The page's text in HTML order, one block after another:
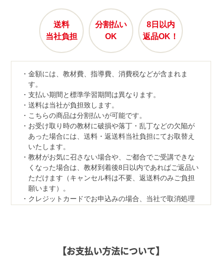
送料
当社負担
分割払い
OK
8日以内
返品OK！
金額には、教材費、指導費、消費税などが含まれま
す。
支払い期間と標準学習期間は異なります。
送料は当社が負担致します。
こちらの商品は分割払いが可能です。
お受け取り時の教材に破損や落丁・乱丁などの欠陥が
あった場合には、送料・返送料当社負担にてお取替え
いたします。
教材がお気に召さない場合や、ご都合でご受講できな
くなった場合は、教材到着後8日以内であればご返品い
ただけます（キャンセル料は不要、返送料のみご負担
願います）。
クレジットカードでお申込みの場合、当社で取消処理
〒350-1111【お支払い方法について】